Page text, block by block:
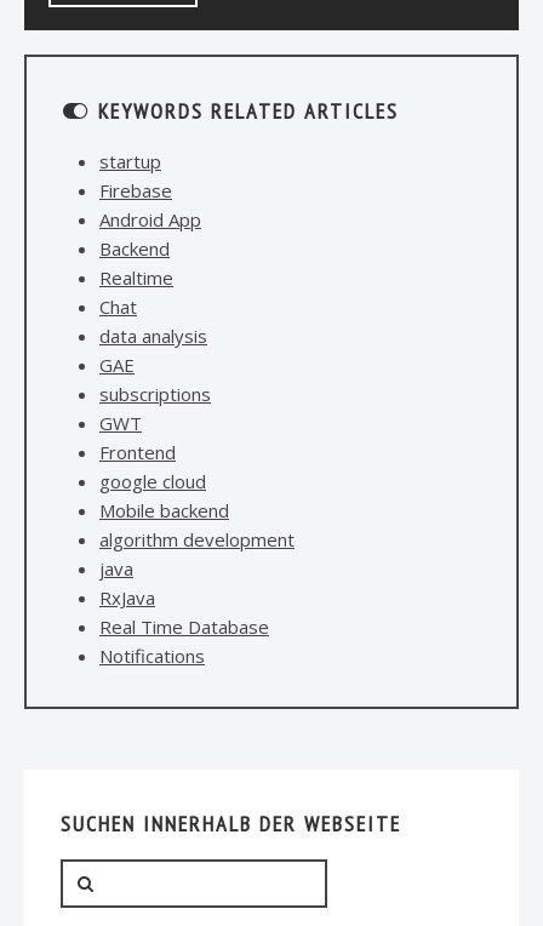
KEYWORDS RELATED ARTICLES
startup
Firebase
Android App
Backend
Realtime
Chat
data analysis
GAE
subscriptions
GWT
Frontend
google cloud
Mobile backend
algorithm development
java
RxJava
Real Time Database
Notifications
SUCHEN INNERHALB DER WEBSEITE